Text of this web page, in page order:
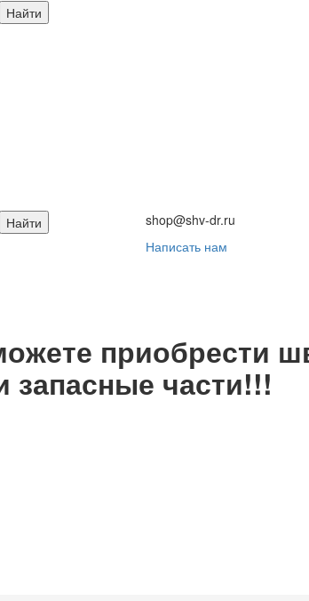
Найти
Найти
shop@shv-dr.ru
Написать нам
приобрести
запасные части!!!